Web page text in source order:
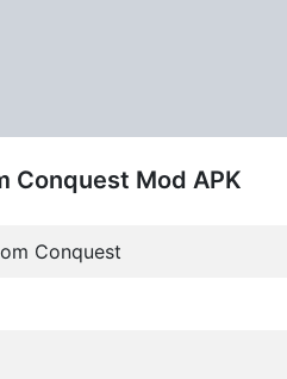
Conquest Mod APK
Conquest